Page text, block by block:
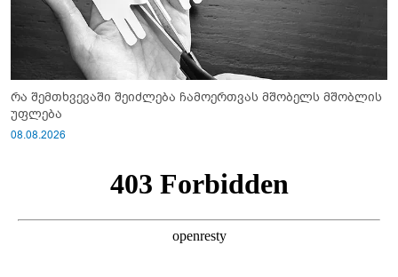
რა შემთხვევაში შეიძლება ჩამოერთვას მშობელს მშობლის
უფლება
08.08.2026